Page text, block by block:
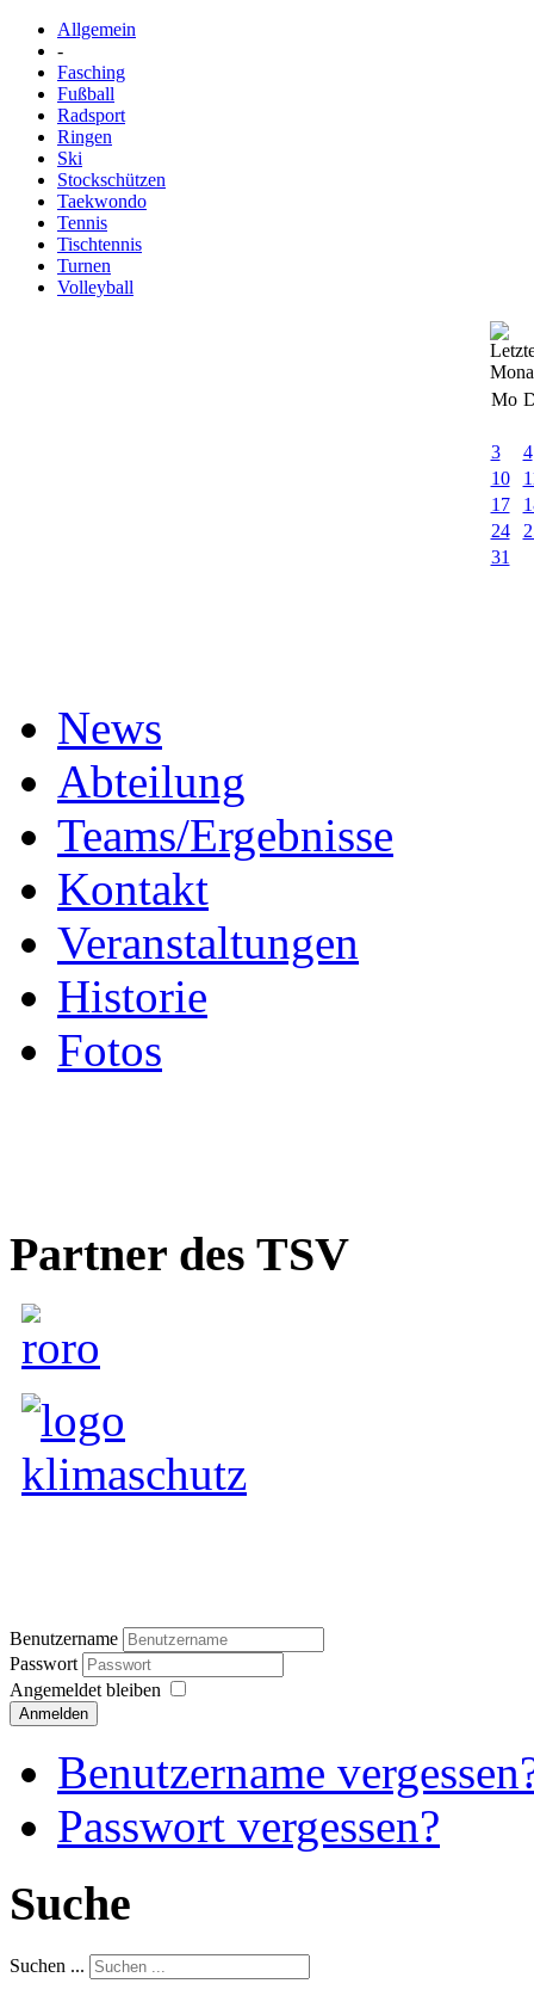
Allgemein
-
Fasching
Fußball
Radsport
Ringen
Ski
Stockschützen
Taekwondo
Tennis
Tischtennis
Turnen
Volleyball
Mo
3
4
10
17
24
31
News
Abteilung
Teams/Ergebnisse
Kontakt
Veranstaltungen
Historie
Fotos
Partner des TSV
Benutzername
Passwort
Angemeldet bleiben
Anmelden
Benutzername
Passwort vergessen?
Suche
Suchen ...